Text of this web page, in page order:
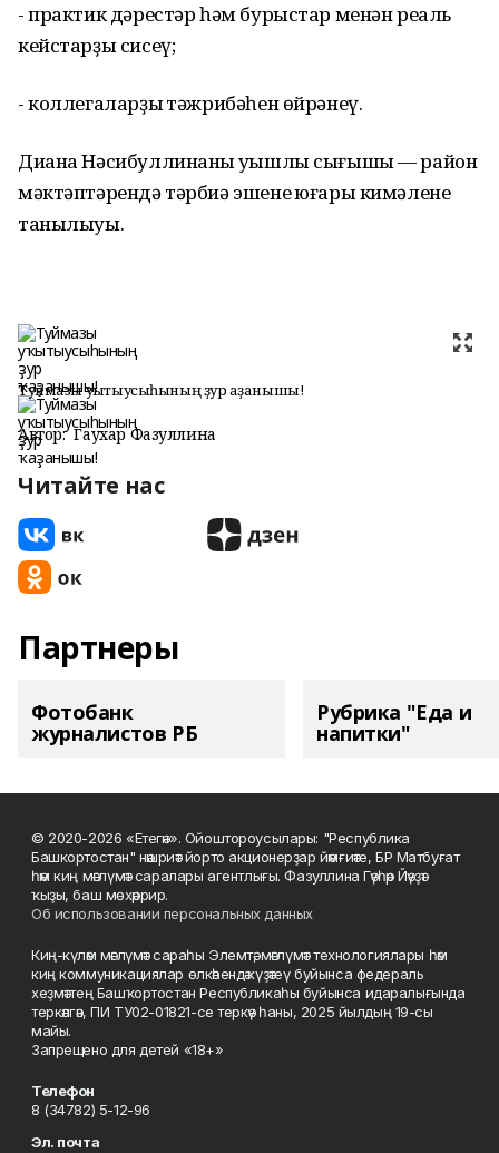
- практик дәрестәр һәм бурыстар менән реаль
кейстарҙы сисеү;
- коллегаларҙың тәжрибәһен өйрәнеү.
Диана Нәсибуллинаның уңышлы сығышы — район
мәктәптәрендә тәрбиә эшенең юғары кимәленең
танылыуы.
Туймазы уҡытыусыһының ҙур ҡаҙанышы!
Автор: Гаухар Фазуллина
Читайте нас
Партнеры
Фотобанк
журналистов РБ
Рубрика "Еда и
напитки"
© 2020-2026 «Етегән». Ойоштороусылары: "Республика
Башкортостан" нәшриәт йорто акционерҙар йәмғиәте, БР Матбуғат
һәм киң мәғлүмәт саралары агентлығы. Фазуллина Гәүһәр Йәүҙәт
ҡыҙы, баш мөхәррир.
Об использовании персональных данных
Киң-күләм мәғлүмәт сараһы Элемтә, мәғлүмәт технологиялары һәм
киң коммуникациялар өлкәһендә күҙәтеү буйынса федераль
хеҙмәттең Башҡортостан Республикаһы буйынса идаралығында
теркәлгән, ПИ ТУ02-01821-се теркәү һаны, 2025 йылдың 19-сы
майы.
Запрещено для детей «18+»
Телефон
8 (34782) 5-12-96
Эл. почта